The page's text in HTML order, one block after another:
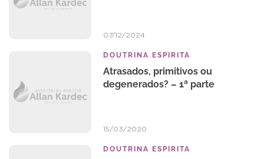
07/12/2024
DOUTRINA ESPIRITA
Atrasados, primitivos ou
degenerados? – 1ª parte
15/03/2020
DOUTRINA ESPIRITA